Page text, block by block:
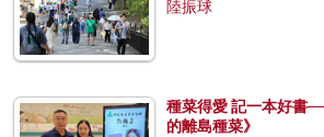
陸振球
種菜得愛 記一本好書
的離島種菜》